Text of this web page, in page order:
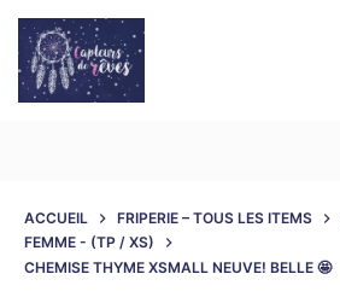
ACCUEIL FRIPERIE – TOUS LES ITEMS
FEMME - (TP / XS)
CHEMISE THYME XSMALL NEUVE! BELLE 🤩